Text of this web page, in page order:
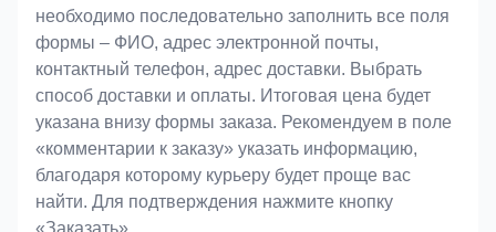
необходимо последовательно заполнить все поля
формы – ФИО, адрес электронной почты,
контактный телефон, адрес доставки. Выбрать
способ доставки и оплаты. Итоговая цена будет
указана внизу формы заказа. Рекомендуем в поле
«комментарии к заказу» указать информацию,
благодаря которому курьеру будет проще вас
найти. Для подтверждения нажмите кнопку
«Заказать».